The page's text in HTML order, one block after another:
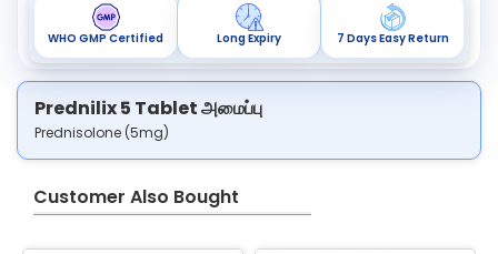
WHO GMP Certified Long Expiry 7 Days Easy Return
Prednilix 5 Tablet அமைப்பு
Prednisolone (5mg)
Customer Also Bought